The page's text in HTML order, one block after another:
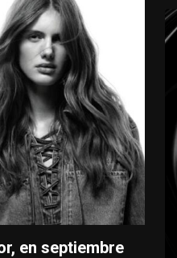
en septiembre